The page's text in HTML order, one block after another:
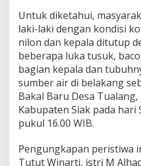
u
r
a
s
Untuk diketahui,
laki-laki dengan kondisi
nilon dan kepala ditutup
beberapa luka tusuk,
bagian kepala dan
sumber air di belakang
Bakal Baru Desa
Kabupaten Siak pada hari
pukul 16.00 WIB.
Pengungkapan peristiwa
Tutut Winarti, istri M